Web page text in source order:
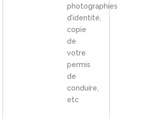
photographies
d’identité,
copie
de
votre
permis
de
conduire,
etc